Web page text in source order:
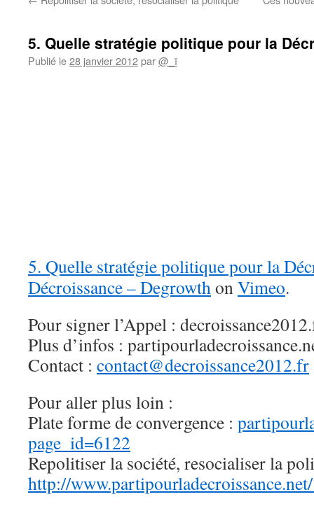
5. Quelle stratégie politique pour la
Publié le28 janvier 2012par@_ï
5. Quelle stratégie politique pour la
Décroissance – DegrowthonVimeo.
Pour signer l’Appel :
Plus d’infos :
Contact : contact@decroissance2012.fr
Pour aller plus loin :
Plate forme de convergence :
page_id=6122
Repolitiser la société, resocialiser la
http://